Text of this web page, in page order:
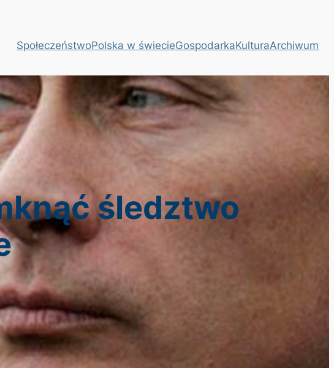
SpołeczeństwoPolska w świecieGospodarkaKulturaArchiwum
śledztwo